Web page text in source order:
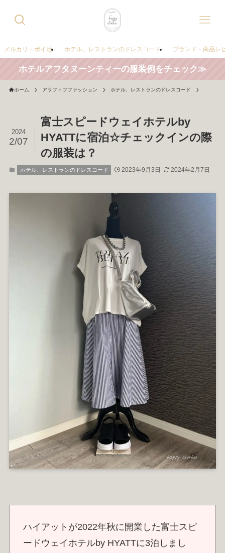
メルカリ・ポイ活 ホテル、レストランのドレスコード ブランド・商品レ
ホテルアフタヌーンティーの服装例をチェック≫
ホーム アラフィフファッション ホテル、レストランのドレスコード
富士スピードウェイホテルby
HYATTに宿泊☆チェックインの際
の服装は？
2024
2/07
ホテル、レストランのドレスコード 2023年9月3日 2024年2月7日
ハイアットが2022年秋に開業した富士スピ
ードウェイホテルby HYATTに3泊しまし